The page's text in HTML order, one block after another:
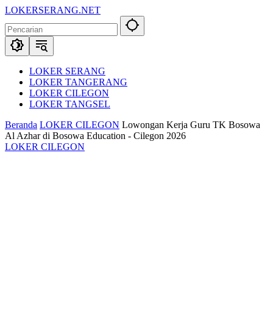
Langsung
konten
LOKERSERANG.NET
Lowongan
Kerja
Serang
SekitarnyaLOKER SERANG
LOKER TANGERANG
LOKER CILEGON
LOKER TANGSEL
Beranda LOKER CILEGON Lowongan Kerja Guru TK Bosowa
Al Azhar di Bosowa Education - Cilegon 2026
LOKER CILEGON